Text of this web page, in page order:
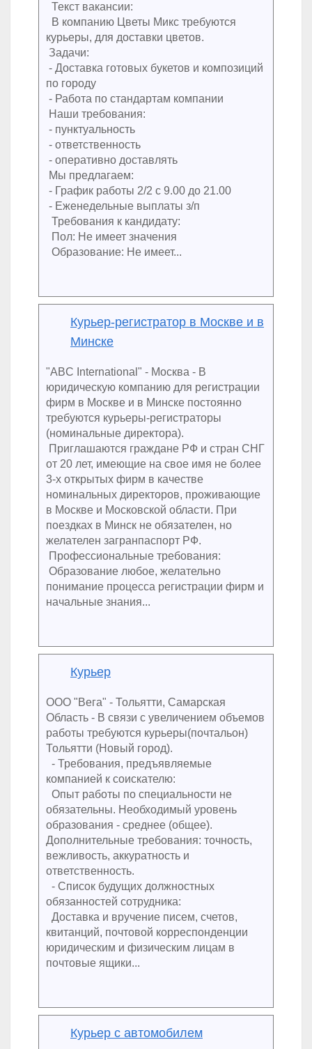
Текст вакансии:
В компанию Цветы Микс требуются
курьеры, для доставки цветов.
Задачи:
- Доставка готовых букетов и композиций
по городу
- Работа по стандартам компании
Наши требования:
- пунктуальность
- ответственность
- оперативно доставлять
Мы предлагаем:
- График работы 2/2 с 9.00 до 21.00
- Еженедельные выплаты з/п
Требования к кандидату:
Пол: Не имеет значения
Образование: Не имеет...
Курьер-регистратор в Москве и в
Минске
"ABC International" - Москва - В
юридическую компанию для регистрации
фирм в Москве и в Минске постоянно
требуются курьеры-регистраторы
(номинальные директора).
Приглашаются граждане РФ и стран СНГ
от 20 лет, имеющие на свое имя не более
3-х открытых фирм в качестве
номинальных директоров, проживающие
в Москве и Московской области. При
поездках в Минск не обязателен, но
желателен загранпаспорт РФ.
Профессиональные требования:
Образование любое, желательно
понимание процесса регистрации фирм и
начальные знания...
Курьер
ООО "Вега" - Тольятти, Самарская
Область - В связи с увеличением объемов
работы требуются курьеры(почтальон)
Тольятти (Новый город).
- Требования, предъявляемые
компанией к соискателю:
Опыт работы по специальности не
обязательны. Необходимый уровень
образования - среднее (общее).
Дополнительные требования: точность,
вежливость, аккуратность и
ответственность.
- Список будущих должностных
обязанностей сотрудника:
Доставка и вручение писем, счетов,
квитанций, почтовой корреспонденции
юридическим и физическим лицам в
почтовые ящики...
Курьер с автомобилем